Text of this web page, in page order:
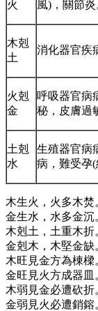
火
風)，關節炎
木剋
土
消化器官疾
火剋
金
呼吸器官病
秘，皮膚過
土剋
水
生殖器官病
病，難受孕(
木生火，火多木焚
金生水，水多金沉
木剋土，土重木折
金剋木，木堅金缺
木旺見金方為棟樑
金旺見火方成器皿
木弱見金必遭砍折
金弱見火必遭銷鎔